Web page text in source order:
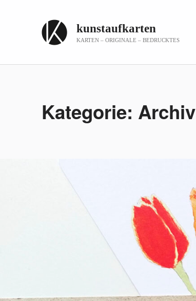
kunstaufkarten
KARTEN – ORIGINALE – BEDRUCKTES
Kategorie: Archiv